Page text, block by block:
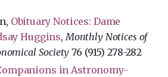
Obituary Notices: Dame
Huggins, Monthly Notices of
Society76 (915) 278-282
in Astronomy-